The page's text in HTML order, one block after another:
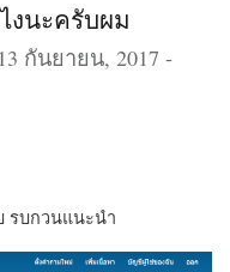
งนะครับผม
กันยายน, 2017 -
รบกวนแนะนำ